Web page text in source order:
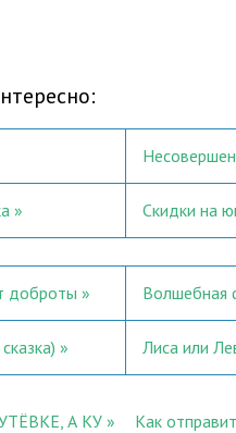
Скидки на
доброты Волшебная
Лиса или
А КУ Как